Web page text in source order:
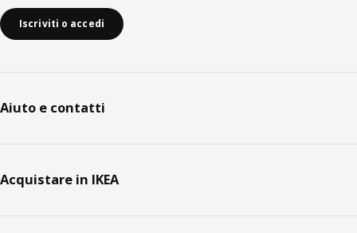
Iscriviti o accedi
Aiuto e contatti
Acquistare in IKEA